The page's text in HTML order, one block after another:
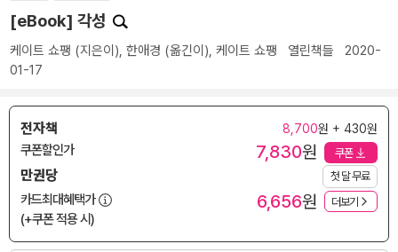
[eBook] 각성
케이트 쇼팽 (지은이), 한애경 (옮긴이), 케이트 쇼팽 열린책들 2020-
01-17
전자책 8,700원 + 430원
쿠폰할인가 7,830원 쿠폰
만권당 첫 달 무료
카드최대혜택가
(+쿠폰 적용 시)
6,656원 더보기